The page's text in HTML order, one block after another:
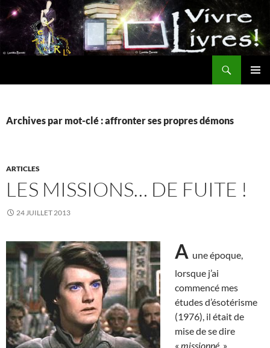
Aller
au
contenu
Archives par mot-clé : affronter ses propres démons
ARTICLES
LES MISSIONS… DE FUITE !
24 JUILLET 2013
A une époque,
lorsque j’ai
commencé mes
études d’ésotérisme
(1976), il était de
mise de se dire
« missionné . »